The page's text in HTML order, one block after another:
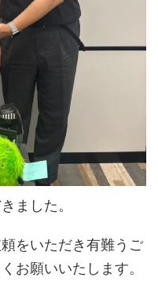
ました。
をいただき有難うご
お願いいたします。